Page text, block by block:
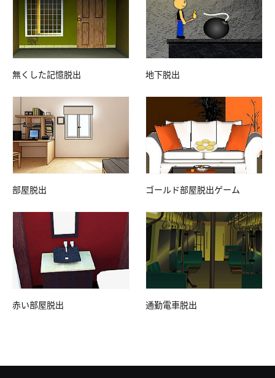
無くした記憶脱出 地下脱出
部屋脱出 ゴールド部屋脱出ゲーム
赤い部屋脱出 通勤電車脱出